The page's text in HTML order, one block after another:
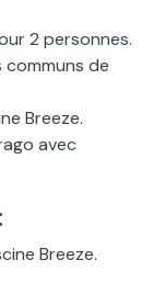
2 personnes.
de
Breeze.
avec
Breeze.